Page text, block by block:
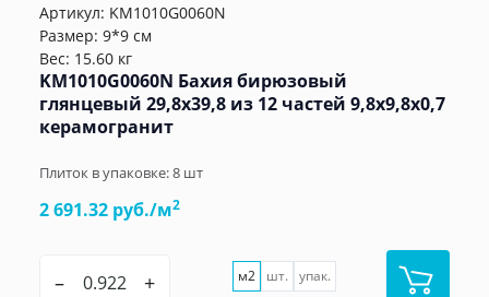
Артикул: KM1010G0060N
Размер: 9*9 см
Вес: 15.60 кг
KM1010G0060N Бахия бирюзовый
глянцевый 29,8х39,8 из 12 частей 9,8x9,8x0,7
керамогранит
Плиток в упаковке:8 шт
2 691.32 руб./м2
– + м2 шт. упак.